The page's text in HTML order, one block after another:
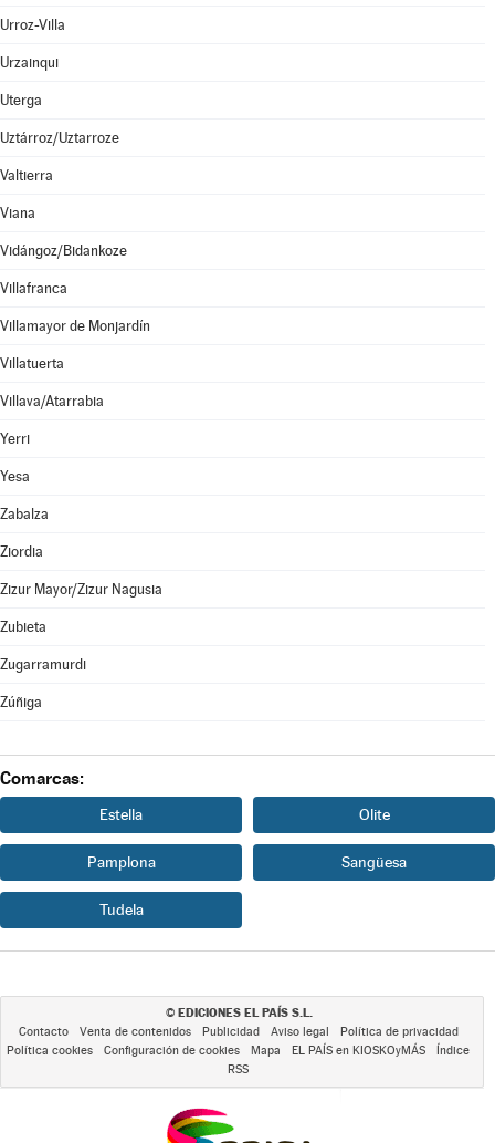
Urroz-Villa
Urzainqui
Uterga
Uztárroz/Uztarroze
Valtierra
Viana
Vidángoz/Bidankoze
Villafranca
Villamayor de Monjardín
Villatuerta
Villava/Atarrabia
Yerri
Yesa
Zabalza
Ziordia
Zizur Mayor/Zizur Nagusia
Zubieta
Zugarramurdi
Zúñiga
Comarcas:
Estella Olite
Pamplona Sangüesa
Tudela
© EDICIONES EL PAÍS S.L.
Contacto Venta de contenidos Publicidad Aviso legal
Política de privacidad
Política cookies
Configuración de cookies Mapa EL PAÍS en KIOSKOyMÁS
Índice
RSS